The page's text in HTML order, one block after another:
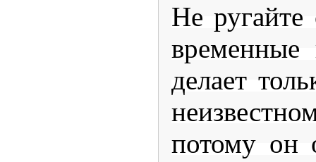
Не ругайте
временные
делает
потому он